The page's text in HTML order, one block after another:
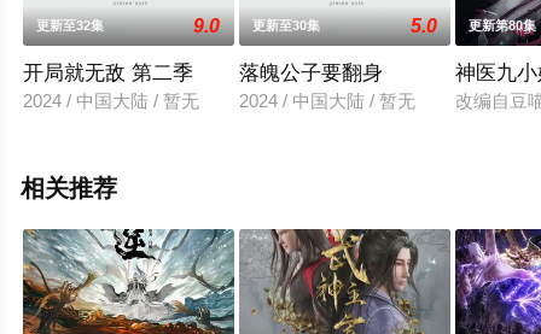
更新至32集 9.0
开局就无敌 第二季
2024 / 中国大陆 / 暂无
更新至30集 5.0
落魄公子要翻身
2024 / 中国大陆 / 暂无
更新第80集
神医九
改编自豆
相关推荐